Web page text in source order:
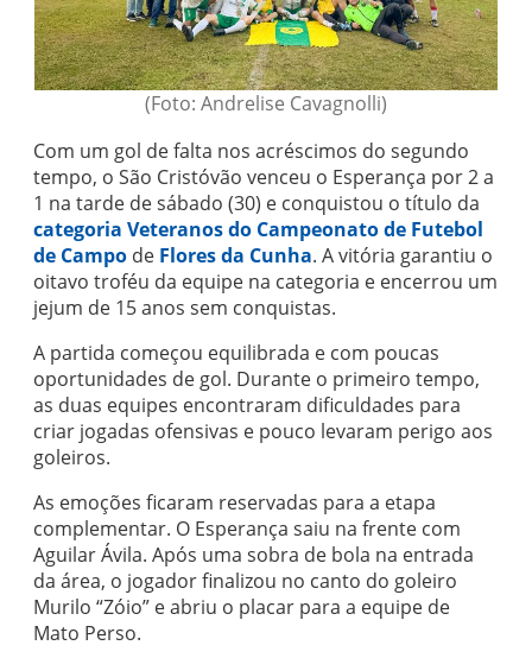
(Foto: Andrelise Cavagnolli)
Com um gol de falta nos acréscimos do segundo
tempo, o São Cristóvão venceu o Esperança por 2 a
1 na tarde de sábado (30) e conquistou o título da
categoria Veteranos do Campeonato de Futebol
de Campo de Flores da Cunha. A vitória garantiu o
oitavo troféu da equipe na categoria e encerrou um
jejum de 15 anos sem conquistas.
A partida começou equilibrada e com poucas
oportunidades de gol. Durante o primeiro tempo,
as duas equipes encontraram dificuldades para
criar jogadas ofensivas e pouco levaram perigo aos
goleiros.
As emoções ficaram reservadas para a etapa
complementar. O Esperança saiu na frente com
Aguilar Ávila. Após uma sobra de bola na entrada
da área, o jogador finalizou no canto do goleiro
Murilo “Zóio” e abriu o placar para a equipe de
Mato Perso.